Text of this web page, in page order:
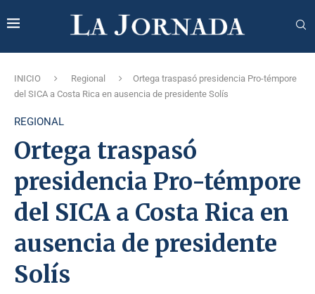
INICIO Regional
Ortega traspasó presidencia Pro-témpore
del SICA a Costa Rica en ausencia de presidente Solís
REGIONAL
Ortega traspasó
presidencia Pro-témpore
del SICA a Costa Rica en
ausencia de presidente
Solís